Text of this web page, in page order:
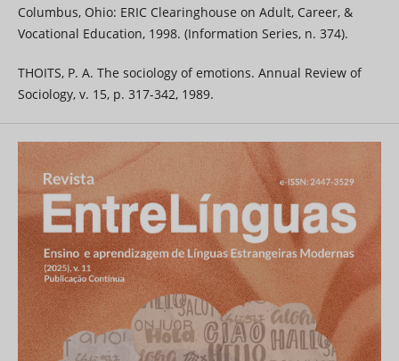
Columbus, Ohio: ERIC Clearinghouse on Adult, Career, &
Vocational Education, 1998. (Information Series, n. 374).
THOITS, P. A. The sociology of emotions. Annual Review of
Sociology, v. 15, p. 317-342, 1989.